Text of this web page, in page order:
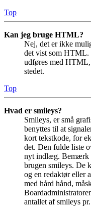
Top
Kan jeg bruge HTML?
Nej, det er ikke
det vist som HTML.
udføres med
stedet.
Top
Hvad er smileys?
Smileys, er små
benyttes til at
kort tekstkode, for
det. Den fulde liste
nyt indlæg. Bemærk
brugen smileys. De
og en redaktør eller
med hård hånd,
antallet af smileys